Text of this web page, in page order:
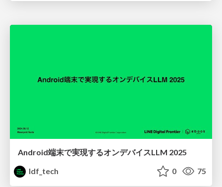
Android端末で実現するオンデバイスLLM 2025
ldf_tech
0 75